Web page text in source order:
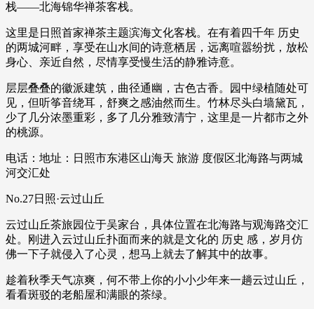
栈——北海锦华禅茶客栈。
这里是日照首家禅茶主题滨海文化客栈。在有着四千年 历史
的两城河畔，享受在山水间的诗意栖居，远离喧嚣纷扰，放松
身心、亲近自然，尽情享受慢生活的静雅诗意。
层层叠叠的徽派建筑，曲径通幽，古色古香。园中绿植随处可
见，但听筝音绕耳，舒爽之感油然而生。竹林尽头白墙黛瓦，
少了几分浓墨重彩，多了几分雅致清宁，这里是一片都市之外
的桃源。
电话：地址：日照市东港区山海天 旅游 度假区北海路与两城
河交汇处
No.27日照·云过山丘
云过山丘茶旅园位于吴家台，具体位置在北海路与观海路交汇
处。刚进入云过山丘扑面而来的就是文化的 历史 感，岁月仿
佛一下子就侵入了心灵，想马上就去了解其中的故事。
趁着秋季天气凉爽，何不带上你的小小少年来一趟云过山丘，
看看斑驳的老船屋和满眼的茶绿。